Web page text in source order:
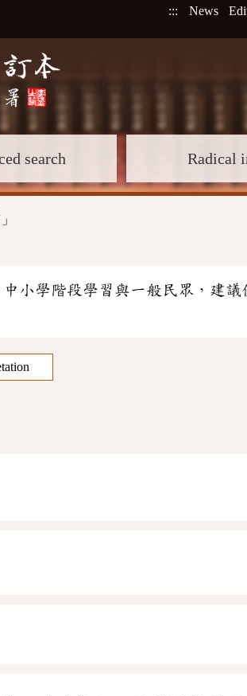
::: News
search Radical
」
中小學階段學習與一般民眾，建議